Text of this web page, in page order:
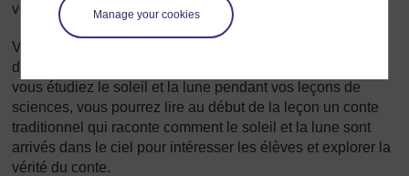
Manage your cookies
vos élèves.
Vous devez choisir le récit en fonction de son message et
de l’usage que vous souhaitez en faire. Par exemple, si
vous étudiez le soleil et la lune pendant vos leçons de
sciences, vous pourrez lire au début de la leçon un conte
traditionnel qui raconte comment le soleil et la lune sont
arrivés dans le ciel pour intéresser les élèves et explorer la
vérité du conte.